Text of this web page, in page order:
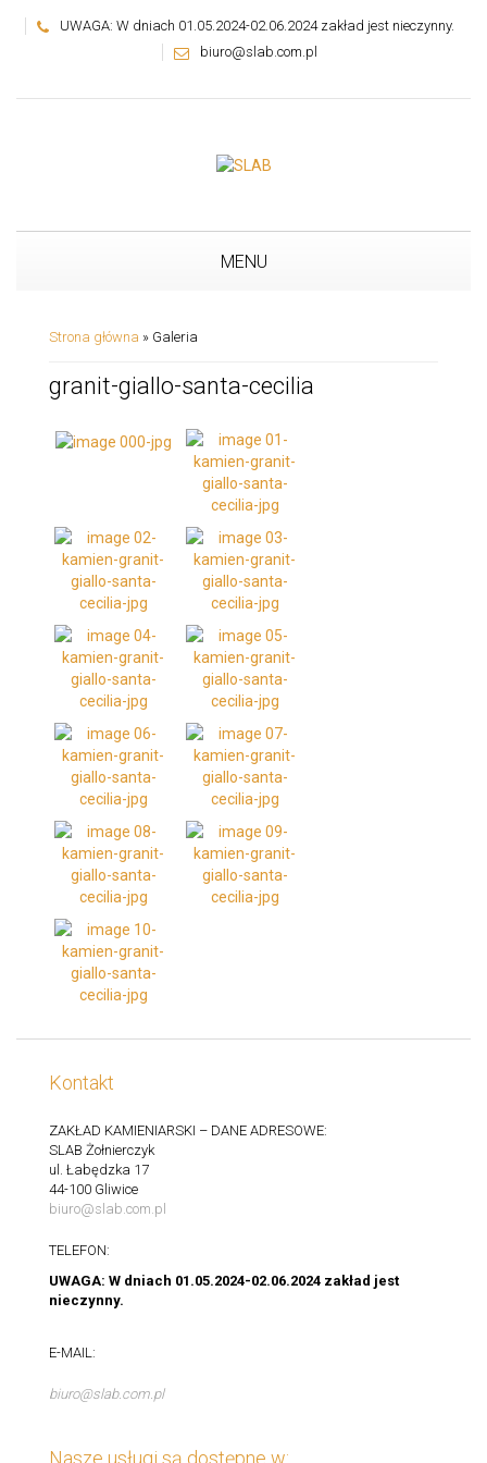
UWAGA: W dniach 01.05.2024-02.06.2024 zakład jest nieczynny.
biuro@slab.com.pl
MENU
Strona główna » Galeria
granit-giallo-santa-cecilia
Kontakt
ZAKŁAD KAMIENIARSKI – DANE ADRESOWE:
SLAB Żołnierczyk
ul. Łabędzka 17
44-100 Gliwice
biuro@slab.com.pl
TELEFON:
UWAGA: W dniach 01.05.2024-02.06.2024 zakład jest
nieczynny.
E-MAIL:
biuro@slab.com.pl
Nasze usługi są dostępne w: